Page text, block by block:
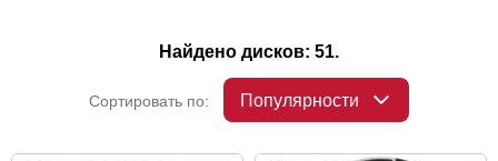
Найдено дисков: 51.
Сортировать по: Популярности